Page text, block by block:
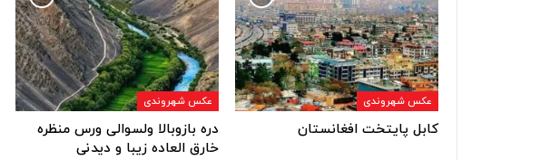
عکس شهروندی
کابل پایتخت افغانستان
عکس شهروندی
دره بازوبالا ولسوالی ورس منظره
خارق العاده زیبا و دیدنی